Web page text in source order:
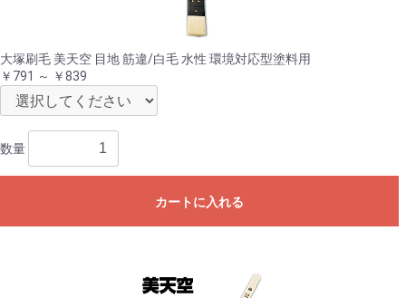
大塚刷毛 美天空 目地 筋違/白毛 水性 環境対応型塗料用
￥791 ～ ￥839
数量
カートに入れる
お買い物を続ける